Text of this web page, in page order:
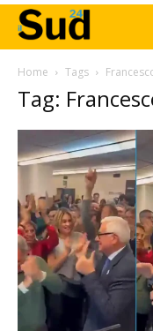
Home Tags
Tag: